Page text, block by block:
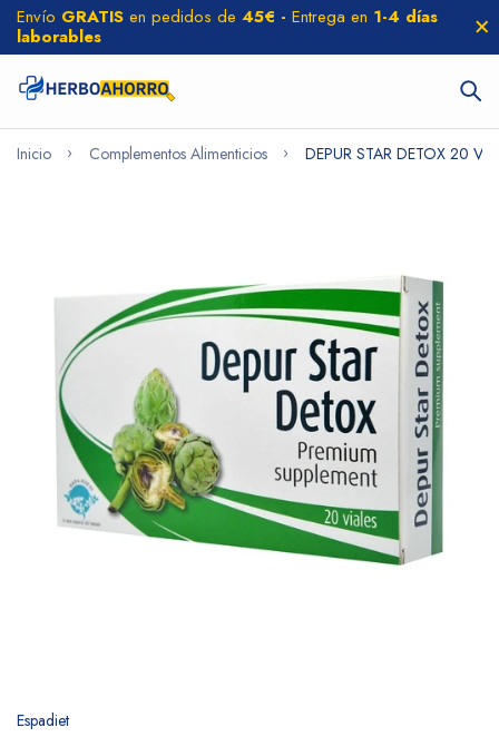
Envío GRATIS en pedidos de 45€ - Entrega en 1-4 días
laborables
Inicio Complementos Alimenticios DEPUR STAR DETOX 20
Espadiet